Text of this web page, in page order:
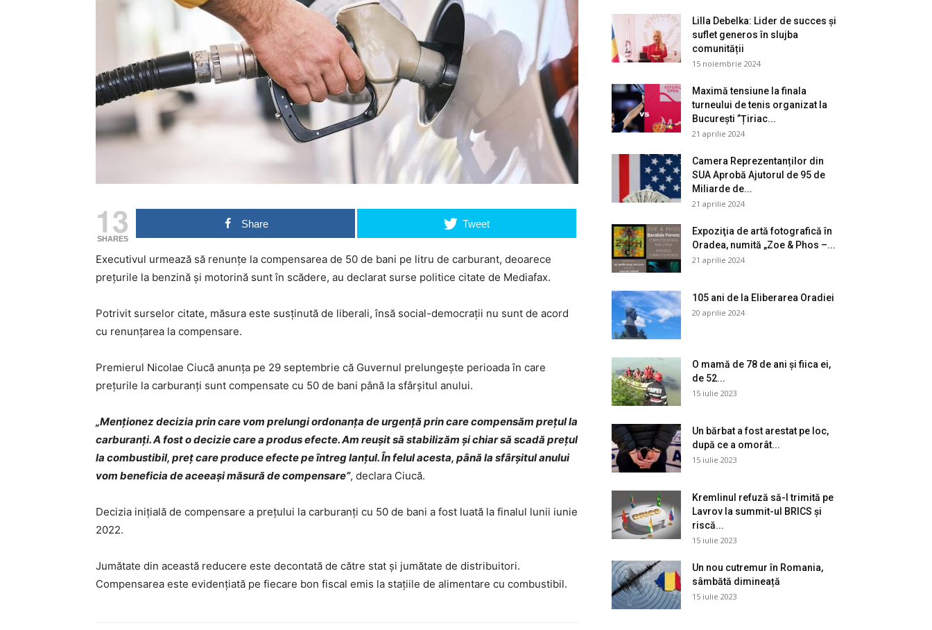
13
SHARES
Share Tweet
Executivul urmează să renunțe la compensarea de 50 de bani pe litru de carburant, deoarece
prețurile la benzină și motorină sunt în scădere, au declarat surse politice citate de Mediafax.
Potrivit surselor citate, măsura este susținută de liberali, însă social-democrații nu sunt de acord
cu renunțarea la compensare.
Premierul Nicolae Ciucă anunța pe 29 septembrie că Guvernul prelungește perioada în care
prețurile la carburanți sunt compensate cu 50 de bani până la sfârșitul anului.
„Menționez decizia prin care vom prelungi ordonanța de urgență prin care compensăm prețul la
carburanți. A fost o decizie care a produs efecte. Am reușit să stabilizăm și chiar să scadă prețul
la combustibil, preț care produce efecte pe întreg lanțul. În felul acesta, până la sfârșitul anului
vom beneficia de aceeași măsură de compensare”, declara Ciucă.
Decizia inițială de compensare a prețului la carburanți cu 50 de bani a fost luată la finalul lunii iunie
2022.
Jumătate din această reducere este decontată de către stat și jumătate de distribuitori.
Compensarea este evidenţiată pe fiecare bon fiscal emis la staţiile de alimentare cu combustibil.
Lilla Debelka: Lider de succes și
suflet generos în slujba
comunității
15 noiembrie 2024
Maximă tensiune la finala
turneului de tenis organizat la
București ”Țiriac...
21 aprilie 2024
Camera Reprezentanților din
SUA Aprobă Ajutorul de 95 de
Miliarde de...
21 aprilie 2024
Expoziţia de artă fotografică în
Oradea, numită „Zoe & Phos –...
21 aprilie 2024
105 ani de la Eliberarea Oradiei
20 aprilie 2024
O mamă de 78 de ani și fiica ei,
de 52...
15 iulie 2023
Un bărbat a fost arestat pe loc,
după ce a omorât...
15 iulie 2023
Kremlinul refuză să-l trimită pe
Lavrov la summit-ul BRICS și
riscă...
15 iulie 2023
Un nou cutremur în Romania,
sâmbătă dimineață
15 iulie 2023